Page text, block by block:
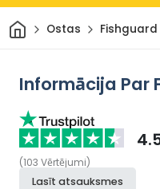
Sākums
Ostas Fishguard
Informācija Par
(103 Vērtējumi)
Lasīt atsauksmes